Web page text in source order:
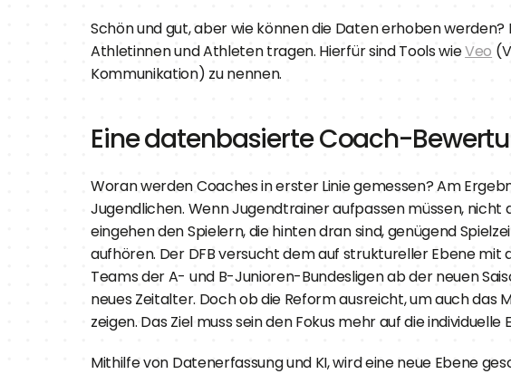
Schön und gut, aber wie können die Daten erhoben
Athletinnen und Athleten tragen. Hierfür sind Tools wie Veo
Kommunikation) zu nennen.
Eine datenbasierte Coach-
Woran werden Coaches in erster Linie gemessen? Am
Jugendlichen. Wenn Jugendtrainer aufpassen müssen,
eingehen den Spielern, die hinten dran sind, genügend
aufhören. Der DFB versucht dem auf struktureller Ebene mit
Teams der A- und B-Junioren-Bundesligen ab der neuen
neues Zeitalter. Doch ob die Reform ausreicht, um auch
zeigen. Das Ziel muss sein den Fokus mehr auf die
Mithilfe von Datenerfassung und KI, wird eine neue Ebene